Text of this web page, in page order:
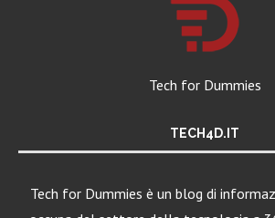
Tech for Dummies
TECH4D.IT
Tech for Dummies è un blog di